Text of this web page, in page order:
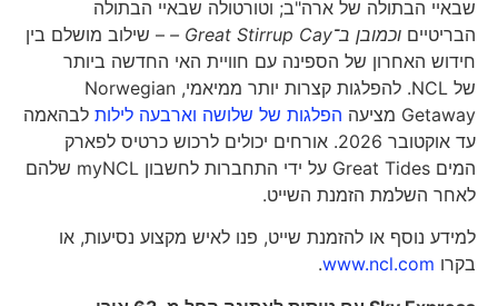
שבאיי הבתולה של ארה"ב; וטורטולה שבאיי הבתולה
הבריטייםוכמובן ב־ Great Stirrup Cay –
– שילוב מושלם בין
חידוש האחרון של הספינה עם חוויית האי החדשה ביותר
של NCL. להפלגות קצרות יותר ממיאמי, Norwegian
Getaway מציעה
הפלגות של שלושה וארבעה לילותלבהאמה
עד אוקטובר 2026. אורחים יכולים לרכוש כרטיס לפארק
המים Great Tides על ידי התחברות לחשבון myNCL שלהם
לאחר השלמת הזמנת השייט.
למידע נוסף או להזמנת שייט, פנו לאיש מקצוע נסיעות, או
בקרוwww.ncl.com
.